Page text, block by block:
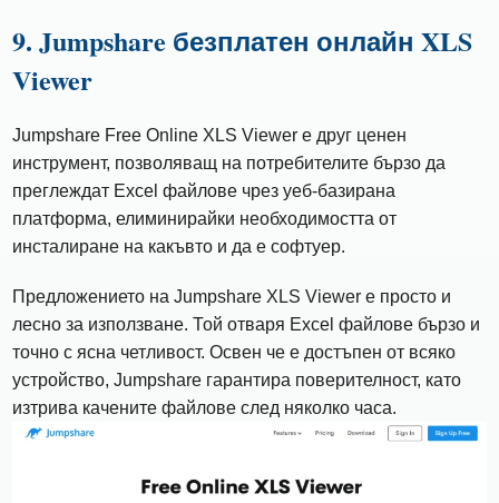
9. Jumpshare безплатен онлайн XLS
Viewer
Jumpshare Free Online XLS Viewer е друг ценен
инструмент, позволяващ на потребителите бързо да
преглеждат Excel файлове чрез уеб-базирана
платформа, елиминирайки необходимостта от
инсталиране на какъвто и да е софтуер.
Предложението на Jumpshare XLS Viewer е просто и
лесно за използване. Той отваря Excel файлове бързо и
точно с ясна четливост. Освен че е достъпен от всяко
устройство, Jumpshare гарантира поверителност, като
изтрива качените файлове след няколко часа.